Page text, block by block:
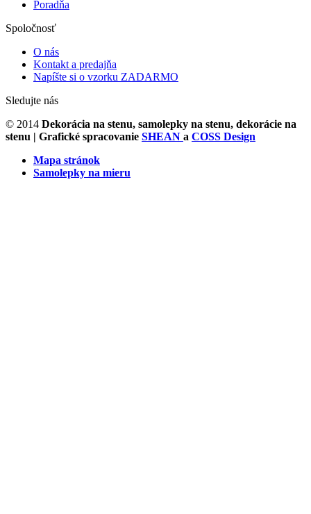
Poradňa
Spoločnosť
O nás
Kontakt a predajňa
Napíšte si o vzorku ZADARMO
Sledujte nás
© 2014 Dekorácia na stenu, samolepky na stenu, dekorácie na
stenu
| Grafické spracovanie SHEAN a COSS Design
Mapa stránok
Samolepky na mieru